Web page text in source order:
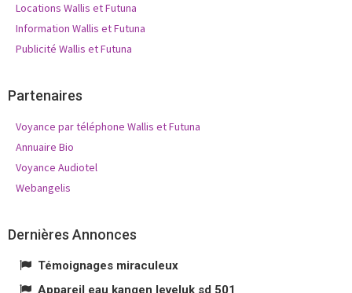
Locations Wallis et Futuna
Information Wallis et Futuna
Publicité Wallis et Futuna
Partenaires
Voyance par téléphone Wallis et Futuna
Annuaire Bio
Voyance Audiotel
Webangelis
Dernières Annonces
Témoignages miraculeux
Appareil eau kangen leveluk sd 501